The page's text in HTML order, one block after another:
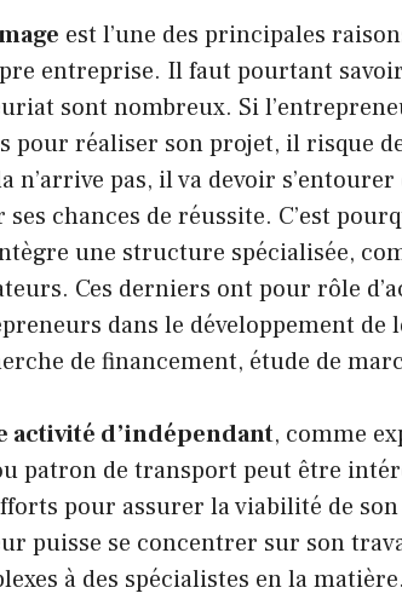
est l’une des principales
entreprise. Il faut pourtant
sont nombreux. Si
pour réaliser son projet, il risque
n’arrive pas, il va devoir
ses chances de réussite. C’est
une structure spécialisée,
Ces derniers ont pour rôle
dans le développement
de financement, étude de
activité d’indépendant, comme
patron de transport peut être
pour assurer la viabilité de
puisse se concentrer sur son
à des spécialistes en la